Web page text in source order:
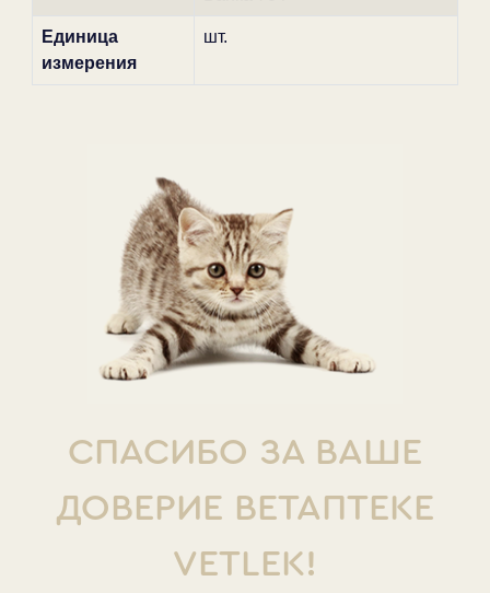
Единица
измерения
шт.
СПАСИБО ЗА ВАШЕ
ДОВЕРИЕ ВЕТАПТЕКЕ
VETLEK!